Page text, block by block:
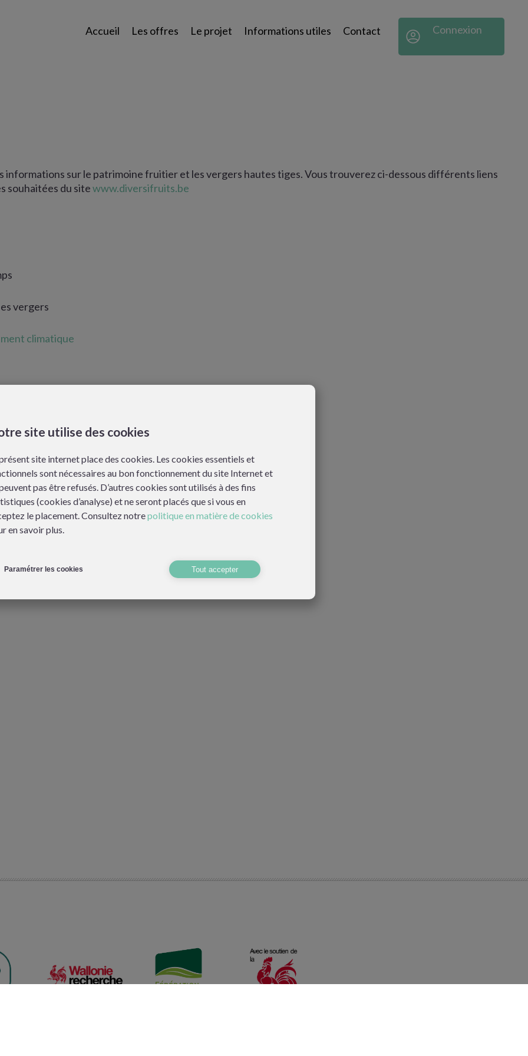
Accueil Les offres Le projet Informations utiles Contact Connexion
sur le patrimoine fruitier et les vergers hautes tiges. Vous trouverez ci-dessous différents liens
souhaitées du sitewww.diversifruits.be
vergers
climatique
et ailleurs
site utilise des cookies
site internet place des cookies. Les cookies essentiels et
sont nécessaires au bon fonctionnement du site Internet et
pas être refusés. D’autres cookies sont utilisés à des fins
(cookies d’analyse) et ne seront placés que si vous en
le placement. Consultez notrepolitique en matière de cookies
en savoir plus.
Paramétrer les cookies Tout accepter